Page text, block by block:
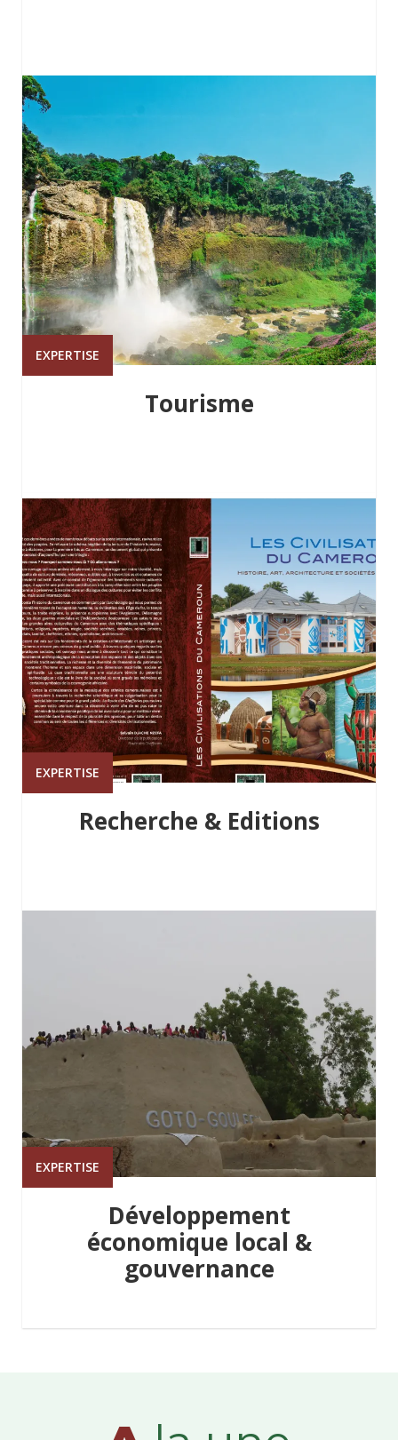
EXPERTISE
Tourisme
EXPERTISE
Recherche & Editions
EXPERTISE
Développement
économique local &
gouvernance